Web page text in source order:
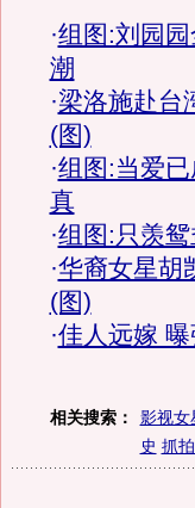
·组图:刘园
潮
·梁洛施赴台
(图)
·组图:当爱
真
·组图:只羡
·华裔女星胡
(图)
·佳人远嫁
相关搜索： 影视女
史 抓